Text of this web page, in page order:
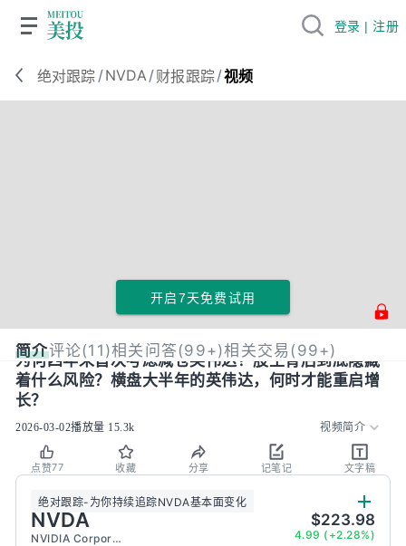
绝对跟踪 /NVDA/财报跟踪/视频
开启7天免费试用
简介评论(11)相关问答(99+)相关交易(99+)
为何四年来首次考虑减仓英伟达？股王背后到底隐藏
着什么风险？横盘大半年的英伟达，何时才能重启增
长？
2026-03-02播放量 15.3k 视频简介
点赞77 收藏 分享 记笔记 文字稿
绝对跟踪- 为你持续追踪NVDA基本面变化
NVDA
NVIDIA Corporation
$223.98
4.99 (+2.28%)
登录 | 注册